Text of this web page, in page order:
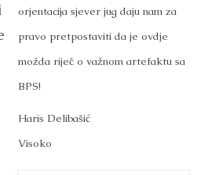
orjentacija sjever jug daju nam za
pravo pretpostaviti da je ovdje
možda riječ o važnom artefaktu sa
BPS!
Haris Delibašić
Visoko